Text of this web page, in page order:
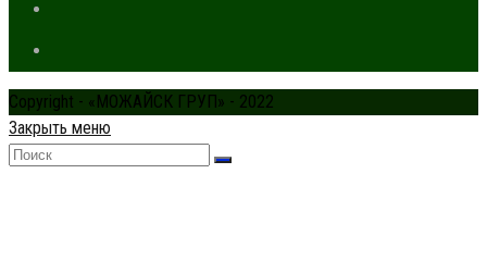
Copyright - «МОЖАЙСК ГРУП» - 2022
Закрыть меню